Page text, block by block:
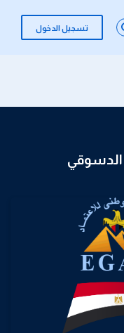
تسجيل الدخول